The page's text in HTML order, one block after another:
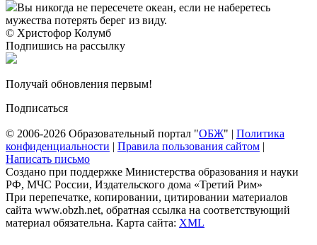
Вы никогда не пересечете океан, если не наберетесь
мужества потерять берег из виду.
© Христофор Колумб
Подпишись на рассылку
Получай обновления первым!
Подписаться
© 2006-2026 Образовательный портал "ОБЖ" | Политика
конфиденциальности | Правила пользования сайтом |
Написать письмо
Создано при поддержке Министерства образования и науки
РФ, МЧС России, Издательского дома «Третий Рим»
При перепечатке, копировании, цитировании материалов
сайта www.obzh.net, обратная ссылка на соответствующий
материал обязательна. Карта сайта: XML